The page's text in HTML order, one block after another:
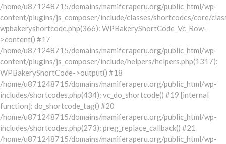
/home/u871248715/domains/mamiferaperu.org/public_html/wp-
content/plugins/js_composer/include/classes/shortcodes/core/
wpbakeryshortcode.php(366): WPBakeryShortCode_Vc_Row-
>content() #17
/home/u871248715/domains/mamiferaperu.org/public_html/wp-
content/plugins/js_composer/include/helpers/helpers.php(1317):
WPBakeryShortCode->output() #18
/home/u871248715/domains/mamiferaperu.org/public_html/wp-
includes/shortcodes.php(434): vc_do_shortcode() #19 [internal
function]: do_shortcode_tag() #20
/home/u871248715/domains/mamiferaperu.org/public_html/wp-
includes/shortcodes.php(273): preg_replace_callback() #21
/home/u871248715/domains/mamiferaperu.org/public_html/wp-